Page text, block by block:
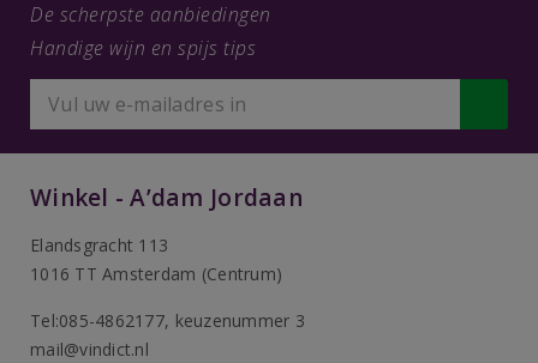
De scherpste aanbiedingen
Handige wijn en spijs tips
Winkel - A’dam Jordaan
Elandsgracht 113
1016 TT Amsterdam (Centrum)
Tel:085-4862177, keuzenummer 3
mail@vindict.nl